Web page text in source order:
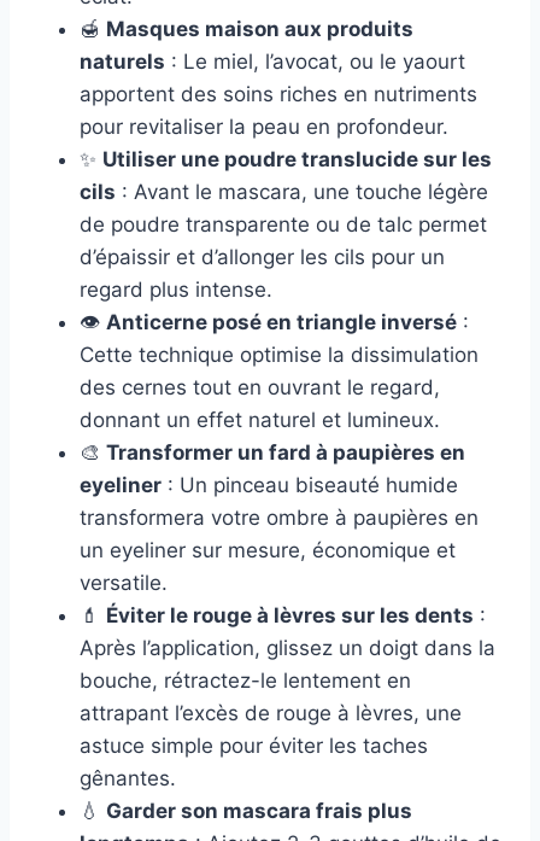
🍯 Masques maison aux produits
naturels : Le miel, l’avocat, ou le yaourt
apportent des soins riches en nutriments
pour revitaliser la peau en profondeur.
✨ Utiliser une poudre translucide sur les
cils : Avant le mascara, une touche légère
de poudre transparente ou de talc permet
d’épaissir et d’allonger les cils pour un
regard plus intense.
👁 Anticerne posé en triangle inversé :
Cette technique optimise la dissimulation
des cernes tout en ouvrant le regard,
donnant un effet naturel et lumineux.
🎨 Transformer un fard à paupières en
eyeliner : Un pinceau biseauté humide
transformera votre ombre à paupières en
un eyeliner sur mesure, économique et
versatile.
💄 Éviter le rouge à lèvres sur les dents :
Après l’application, glissez un doigt dans la
bouche, rétractez-le lentement en
attrapant l’excès de rouge à lèvres, une
astuce simple pour éviter les taches
gênantes.
💧 Garder son mascara frais plus